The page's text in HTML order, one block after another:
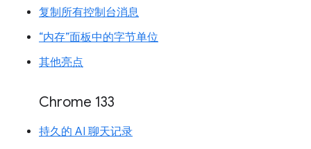
复制所有控制台消息
“内存”面板中的字节单位
其他亮点
Chrome 133
持久的 AI 聊天记录